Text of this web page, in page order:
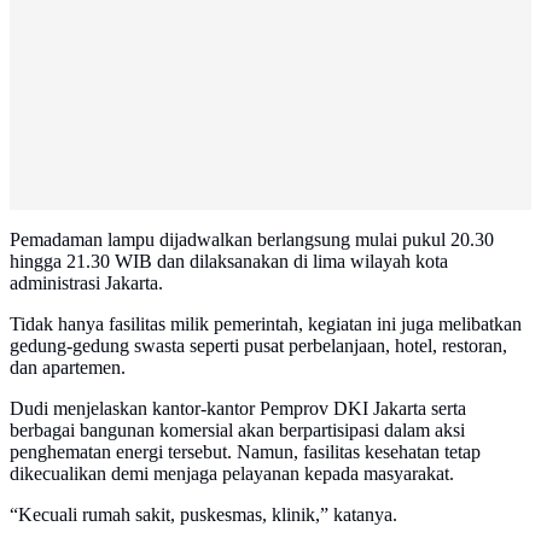
Pemadaman lampu dijadwalkan berlangsung mulai pukul 20.30
hingga 21.30 WIB dan dilaksanakan di lima wilayah kota
administrasi Jakarta.
Tidak hanya fasilitas milik pemerintah, kegiatan ini juga melibatkan
gedung-gedung swasta seperti pusat perbelanjaan, hotel, restoran,
dan apartemen.
Dudi menjelaskan kantor-kantor Pemprov DKI Jakarta serta
berbagai bangunan komersial akan berpartisipasi dalam aksi
penghematan energi tersebut. Namun, fasilitas kesehatan tetap
dikecualikan demi menjaga pelayanan kepada masyarakat.
“Kecuali rumah sakit, puskesmas, klinik,” katanya.